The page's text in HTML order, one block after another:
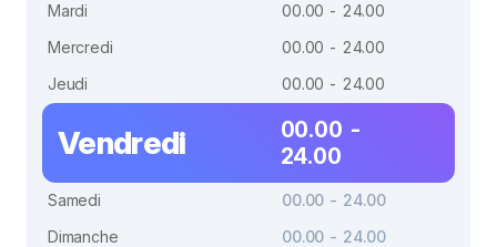
Mardi
00.00 - 24.00
Mercredi
00.00 - 24.00
Jeudi
00.00 - 24.00
Vendredi
00.00 -
24.00
Samedi
00.00 - 24.00
Dimanche
00.00 - 24.00